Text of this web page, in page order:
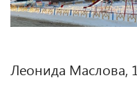
Леонида Маслова, 1